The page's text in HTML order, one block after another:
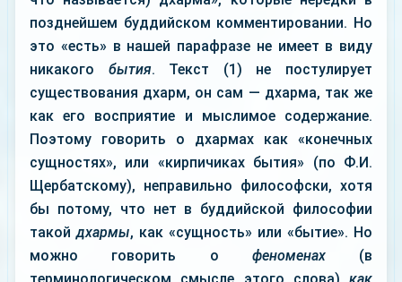
позднейшем буддийском комментировании. Но
это «есть» в нашей парафразе не имеет в виду
никакого бытия. Текст (1) не постулирует
существования дхарм, он сам — дхарма, так же
как его восприятие и мыслимое содержание.
Поэтому говорить о дхармах как «конечных
сущностях», или «кирпичиках бытия» (по Ф.И.
Щербатскому), неправильно философски, хотя
бы потому, что нет в буддийской философии
такойдхармы, как «сущность» или «бытие». Но
можно говорить о феноменах(в